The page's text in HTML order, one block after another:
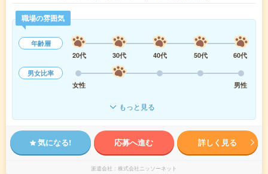
職場の雰囲気
年齢層
20代
30代 40代 50代
60代
男女比率
女性
男性
もっと見る
気になる! 応募へ進む 詳しく見る
派遣会社 株式会社ニッソーネット